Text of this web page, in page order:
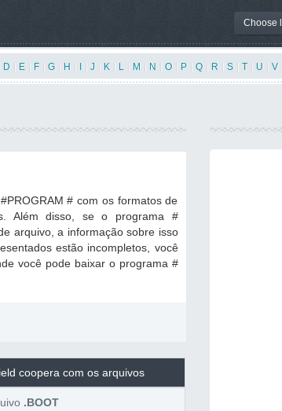
Choose
D E F G H J K L M N O P Q R S T U V
# com os formatos de
Além disso, se o programa #
arquivo, a informação sobre isso
estão incompletos, você
você pode baixar o programa #
coopera com os arquivos
.BOOT